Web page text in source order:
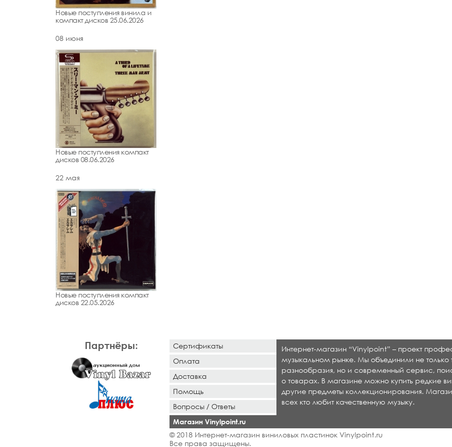
Новые поступления винила и
компакт дисков 25.06.2026
08 июня
Новые поступления компакт
дисков 08.06.2026
22 мая
Новые поступления компакт
дисков 22.05.2026
Партнёры:
Сертификаты
Оплата
Доставка
Помощь
Вопросы / Ответы
Магазин Vinylpoint.ru
Интернет-магазин “Vinylpoint” – проект
музыкальном рынке. Мы объединили не только
разнообразия, но и современный сервис,
о товарах. В магазине можно купить редкие
другие предметы коллекционирования.
всех кто любит качественную музыку.
© 2018 Интернет-магазин виниловых пластинок Vinylpoint.ru
Все права защищены.